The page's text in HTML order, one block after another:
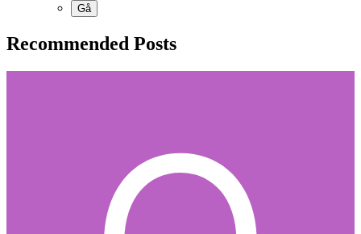
Recommended Posts